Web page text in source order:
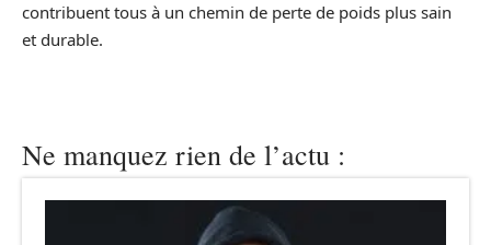
contribuent tous à un chemin de perte de poids plus sain
et durable.
Ne manquez rien de l’actu :